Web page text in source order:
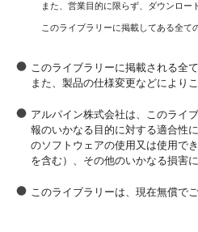
また、営業目的に限らず、ダウンロ
このライブラリーに掲載してある全
このライブラリーに掲載される全
また、製品の仕様変更などにより
アルパイン株式会社は、このライ
報のいかなる目的に対する適合性
のソフトウェアの使用又は使用で
を含む）、その他のいかなる損害
このライブラリーは、現在無償で